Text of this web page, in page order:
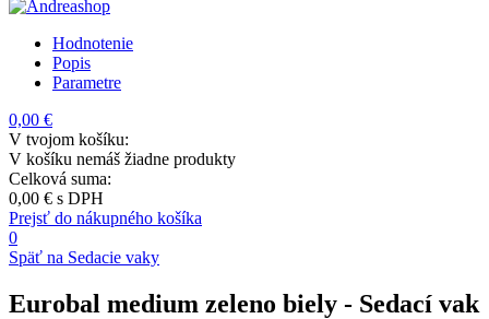
Hodnotenie
Popis
Parametre
0,00 €
V tvojom košíku:
V košíku nemáš žiadne produkty
Celková suma:
0,00 € s DPH
Prejsť do nákupného košíka
0
Späť na Sedacie vaky
Eurobal medium zeleno biely - Sedací vak